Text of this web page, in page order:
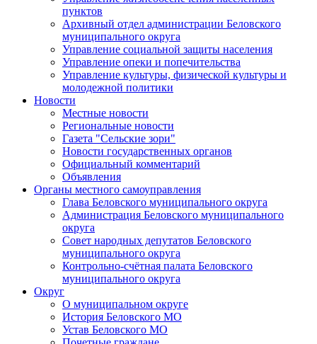
пунктов
Архивный отдел администрации Беловского
муниципального округа
Управление социальной защиты населения
Управление опеки и попечительства
Управление культуры, физической культуры и
молодежной политики
Новости
Местные новости
Региональные новости
Газета "Сельские зори"
Новости государственных органов
Официальный комментарий
Объявления
Органы местного самоуправления
Глава Беловского муниципального округа
Администрация Беловского муниципального
округа
Совет народных депутатов Беловского
муниципального округа
Контрольно-счётная палата Беловского
муниципального округа
Округ
О муниципальном округе
История Беловского МО
Устав Беловского МО